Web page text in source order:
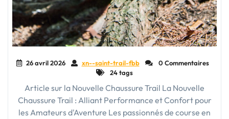
26 avril 2026 xn--saint-trail-fbb
0 Commentaires
24 tags
Article sur la Nouvelle Chaussure Trail La Nouvelle
Chaussure Trail : Alliant Performance et Confort pour
les Amateurs d'Aventure Les passionnés de course en